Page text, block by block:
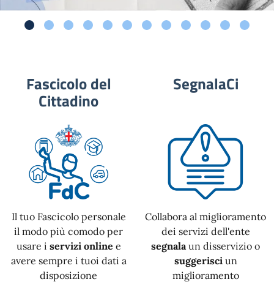
Fascicolo del
Cittadino
Il tuo Fascicolo personale
il modo più comodo per
usare i servizi online e
avere sempre i tuoi dati a
disposizione
SegnalaCi
Collabora al miglioramento
dei servizi dell'ente
segnala un disservizio o
suggerisciun
miglioramento